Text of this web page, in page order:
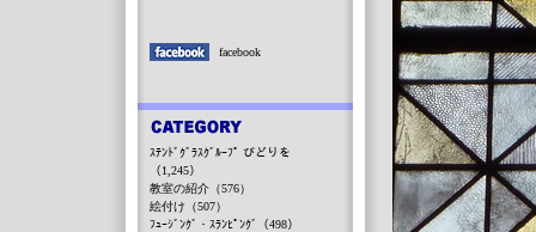
facebook
ｽﾃﾝﾄﾞｸﾞﾗｽｸﾞﾙｰﾌﾟ びどりを
（1,245）
教室の紹介（576）
絵付け（507）
ﾌｭｰｼﾞﾝｸﾞ・ｽﾗﾝﾋﾟﾝｸﾞ（498）